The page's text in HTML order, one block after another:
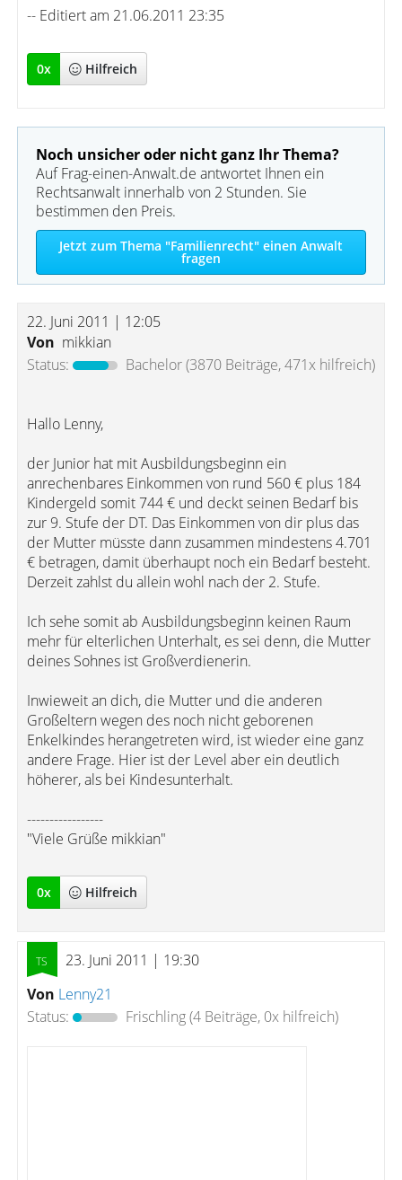
-- Editiert am 21.06.2011 23:35
0x Hilfreich
Noch unsicher oder nicht ganz Ihr Thema?
Auf Frag-einen-Anwalt.de antwortet Ihnen ein
Rechtsanwalt innerhalb von 2 Stunden. Sie
bestimmen den Preis.
Jetzt zum Thema "Familienrecht" einen Anwalt
fragen
22. Juni 2011 | 12:05
Von mikkian
Status:
Bachelor(3870 Beiträge, 471x hilfreich)
Hallo Lenny,
der Junior hat mit Ausbildungsbeginn ein
anrechenbares Einkommen von rund 560 € plus 184
Kindergeld somit 744 € und deckt seinen Bedarf bis
zur 9. Stufe der DT. Das Einkommen von dir plus das
der Mutter müsste dann zusammen mindestens 4.701
€ betragen, damit überhaupt noch ein Bedarf besteht.
Derzeit zahlst du allein wohl nach der 2. Stufe.
Ich sehe somit ab Ausbildungsbeginn keinen Raum
mehr für elterlichen Unterhalt, es sei denn, die Mutter
deines Sohnes ist Großverdienerin.
Inwieweit an dich, die Mutter und die anderen
Großeltern wegen des noch nicht geborenen
Enkelkindes herangetreten wird, ist wieder eine ganz
andere Frage. Hier ist der Level aber ein deutlich
höherer, als bei Kindesunterhalt.
-----------------
"Viele Grüße mikkian"
0x Hilfreich
23. Juni 2011 | 19:30
Von Lenny21
Status:
Frischling(4 Beiträge, 0x hilfreich)